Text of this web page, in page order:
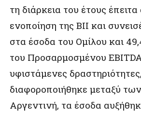
τη διάρκεια του έτους
ενοποίηση της BII και
στα έσοδα του Ομίλου και
του Προσαρμοσμένου
υφιστάμενες
διαφοροποιήθηκε μεταξύ
Αργεντινή, τα έσοδα